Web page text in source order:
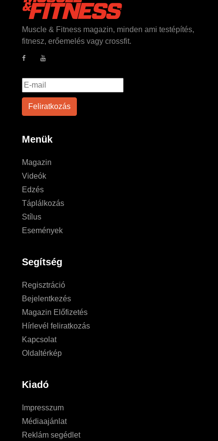
Muscle & Fitness magazin, minden ami testépítés,
fitnesz, erőemelés vagy crossfit.
Menük
Magazin
Videók
Edzés
Táplálkozás
Stílus
Események
Segítség
Regisztráció
Bejelentkezés
Magazin Előfizetés
Hírlevél feliratkozás
Kapcsolat
Oldaltérkép
Kiadó
Impresszum
Médiaajánlat
Reklám segédlet